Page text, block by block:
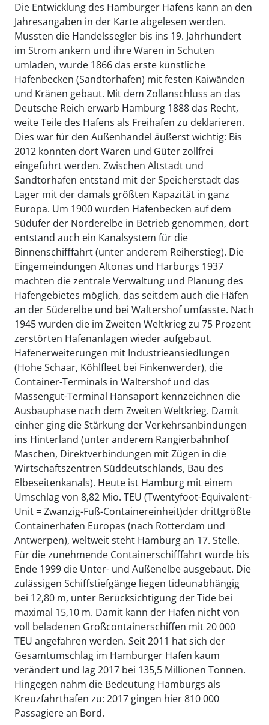
Die Entwicklung des Hamburger Hafens kann an den
Jahresangaben in der Karte abgelesen werden.
Mussten die Handelssegler bis ins 19. Jahrhundert
im Strom ankern und ihre Waren in Schuten
umladen, wurde 1866 das erste künstliche
Hafenbecken (Sandtorhafen) mit festen Kaiwänden
und Kränen gebaut. Mit dem Zollanschluss an das
Deutsche Reich erwarb Hamburg 1888 das Recht,
weite Teile des Hafens als Freihafen zu deklarieren.
Dies war für den Außenhandel äußerst wichtig: Bis
2012 konnten dort Waren und Güter zollfrei
eingeführt werden. Zwischen Altstadt und
Sandtorhafen entstand mit der Speicherstadt das
Lager mit der damals größten Kapazität in ganz
Europa. Um 1900 wurden Hafenbecken auf dem
Südufer der Norderelbe in Betrieb genommen, dort
entstand auch ein Kanalsystem für die
Binnenschifffahrt (unter anderem Reiherstieg). Die
Eingemeindungen Altonas und Harburgs 1937
machten die zentrale Verwaltung und Planung des
Hafengebietes möglich, das seitdem auch die Häfen
an der Süderelbe und bei Waltershof umfasste. Nach
1945 wurden die im Zweiten Weltkrieg zu 75 Prozent
zerstörten Hafenanlagen wieder aufgebaut.
Hafenerweiterungen mit Industrieansiedlungen
(Hohe Schaar, Köhlfleet bei Finkenwerder), die
Container-Terminals in Waltershof und das
Massengut-Terminal Hansaport kennzeichnen die
Ausbauphase nach dem Zweiten Weltkrieg. Damit
einher ging die Stärkung der Verkehrsanbindungen
ins Hinterland (unter anderem Rangierbahnhof
Maschen, Direktverbindungen mit Zügen in die
Wirtschaftszentren Süddeutschlands, Bau des
Elbeseitenkanals). Heute ist Hamburg mit einem
Umschlag von 8,82 Mio. TEU (Twentyfoot-Equivalent-
Unit = Zwanzig-Fuß-Containereinheit)der drittgrößte
Containerhafen Europas (nach Rotterdam und
Antwerpen), weltweit steht Hamburg an 17. Stelle.
Für die zunehmende Containerschifffahrt wurde bis
Ende 1999 die Unter- und Außenelbe ausgebaut. Die
zulässigen Schiffstiefgänge liegen tideunabhängig
bei 12,80 m, unter Berücksichtigung der Tide bei
maximal 15,10 m. Damit kann der Hafen nicht von
voll beladenen Großcontainerschiffen mit 20 000
TEU angefahren werden. Seit 2011 hat sich der
Gesamtumschlag im Hamburger Hafen kaum
verändert und lag 2017 bei 135,5 Millionen Tonnen.
Hingegen nahm die Bedeutung Hamburgs als
Kreuzfahrthafen zu: 2017 gingen hier 810 000
Passagiere an Bord.